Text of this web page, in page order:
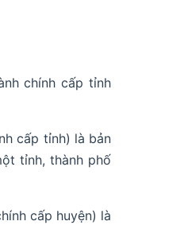
chính cấp tỉnh
cấp tỉnh) là bản
tỉnh, thành phố
cấp huyện) là